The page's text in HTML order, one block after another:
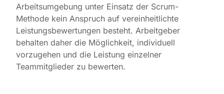
Arbeitsumgebung unter Einsatz der Scrum-
Methode kein Anspruch auf vereinheitlichte
Leistungsbewertungen besteht. Arbeitgeber
behalten daher die Möglichkeit, individuell
vorzugehen und die Leistung einzelner
Teammitglieder zu bewerten.